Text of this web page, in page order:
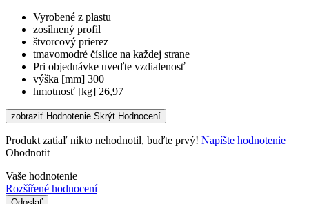
Vyrobené z plastu
zosilnený profil
štvorcový prierez
tmavomodré číslice na každej strane
Pri objednávke uveďte vzdialenosť
výška [mm] 300
hmotnosť [kg] 26,97
zobraziť Hodnotenie Skrýt Hodnocení
Produkt zatiaľ nikto nehodnotil, buďte prvý! Napíšte hodnotenie
Ohodnotit
Vaše hodnotenie
Rozšířené hodnocení